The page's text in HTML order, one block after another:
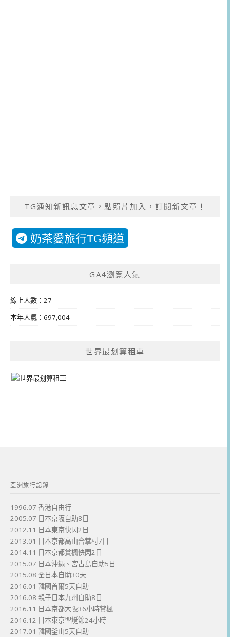
TG通知新訊息文章，點照片加入，訂閱新文章！
奶茶愛旅行TG頻道
GA4瀏覽人氣
線上人數：27
本年人氣：697,004
世界最划算租車
亞洲旅行記錄
1996.07 香港自由行
2005.07 日本京阪自助8日
2012.11 日本東京快閃2日
2013.01 日本京都高山合掌村7日
2014.11 日本京都賞楓快閃2日
2015.07 日本沖繩、宮古島自助5日
2015.08 全日本自助30天
2016.01 韓國首爾5天自助
2016.08 親子日本九州自助8日
2016.11 日本京都大阪36小時賞楓
2016.12 日本東京聖誕節24小時
2017.01 韓國釜山5天自助